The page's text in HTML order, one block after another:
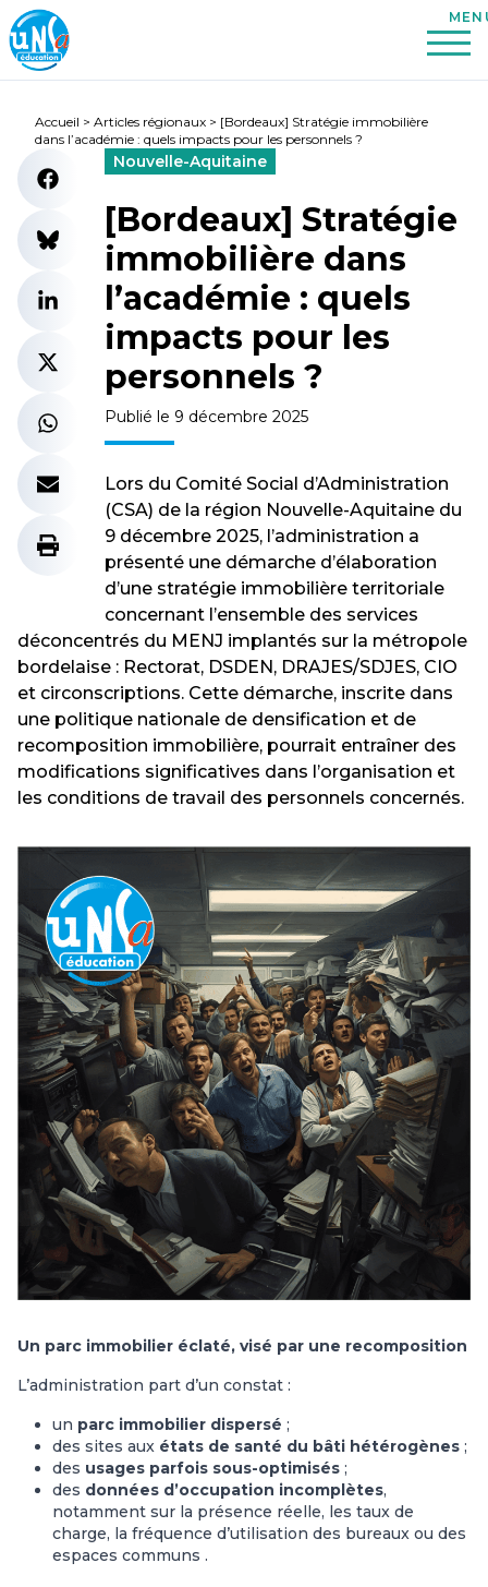
Accueil > Articles régionaux > [Bordeaux] Stratégie immobilière
dans l’académie : quels impacts pour les personnels ?
Nouvelle-Aquitaine
[Bordeaux] Stratégie
immobilière dans
l’académie : quels
impacts pour les
personnels ?
Publié le 9 décembre 2025
Lors du Comité Social d’Administration
(CSA) de la région Nouvelle-Aquitaine du
9 décembre 2025, l’administration a
présenté une démarche d’élaboration
d’une stratégie immobilière territoriale
concernant l’ensemble des services
déconcentrés du MENJ implantés sur la métropole
bordelaise : Rectorat, DSDEN, DRAJES/SDJES, CIO
et circonscriptions. Cette démarche, inscrite dans
une politique nationale de densification et de
recomposition immobilière, pourrait entraîner des
modifications significatives dans l’organisation et
les conditions de travail des personnels concernés.
Un parc immobilier éclaté, visé par une recomposition
L’administration part d’un constat :
un parc immobilier dispersé ;
des sites aux états de santé du bâti hétérogènes ;
des usages parfois sous-optimisés ;
des données d’occupation incomplètes,
notamment sur la présence réelle, les taux de
charge, la fréquence d’utilisation des bureaux ou des
espaces communs .